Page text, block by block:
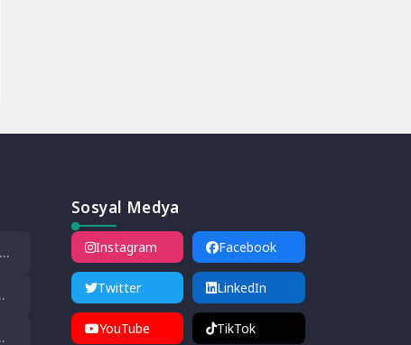
Sosyal Medya
Instagram Facebook
Twitter LinkedIn
YouTube TikTok